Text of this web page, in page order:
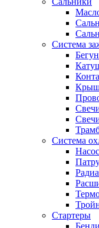
Система
Система
Стартеры